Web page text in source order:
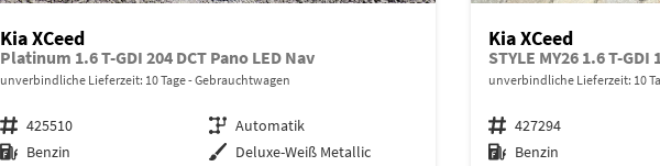
Kia XCeed
Platinum 1.6 T-GDI 204 DCT Pano LED Nav
unverbindliche Lieferzeit: 10 Tage Gebrauchtwagen
Fahrzeugnr. 425510 Getriebe Automatik
Kraftstoff Benzin Außenfarbe Deluxe-Weiß Metallic
Kia XCeed
unverbindliche Lieferzeit: 10
Fahrzeugnr. 427294
Kraftstoff Benzin